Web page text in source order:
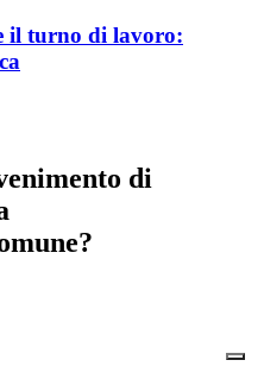
il turno di lavoro:
di